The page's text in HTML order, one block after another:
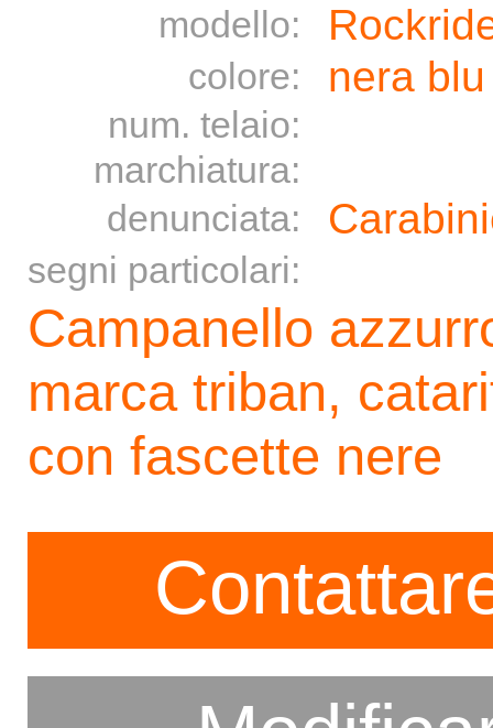
modello:
colore: nera blu
num. telaio:
marchiatura:
denunciata:
segni particolari:
Campanello
marca triban,
con fascette nere